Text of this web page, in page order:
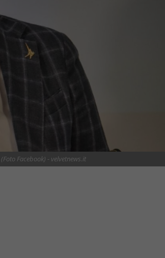
Facebook) - velvetnews.it